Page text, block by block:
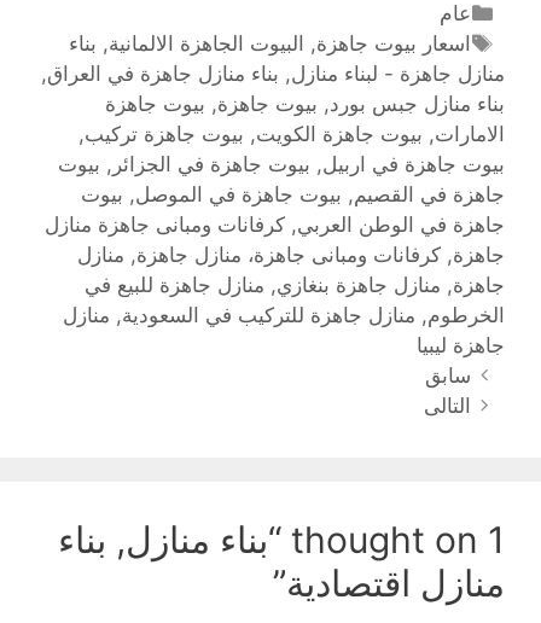
عام
اسعار بيوت جاهزة, البيوت الجاهزة الالمانية, بناء
منازل جاهزة - لبناء منازل , بناء منازل جاهزة في العراق,
بناء منازل جبس بورد, بيوت جاهزة, بيوت جاهزة
الامارات, بيوت جاهزة الكويت, بيوت جاهزة تركيب,
بيوت جاهزة في اربيل , بيوت جاهزة في الجزائر, بيوت
جاهزة في القصيم, بيوت جاهزة في الموصل , بيوت
جاهزة في الوطن العربي , كرفانات ومبانى جاهزة منازل
جاهزة, كرفانات ومبانى جاهزة، منازل جاهزة, منازل
جاهزة, منازل جاهزة بنغازي, منازل جاهزة للبيع في
الخرطوم, منازل جاهزة للتركيب في السعودية, منازل
جاهزة ليبيا
سابق
التالى
1 thought on “
بناء منازل, بناء
منازل اقتصادية”